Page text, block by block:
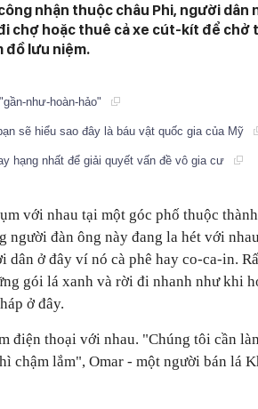
nhận thuộc châu Phi, người dân
chợ hoặc thuê cả xe cút-kít để chở
đồ lưu niệm.
như-hoàn-hảo"
sẽ hiểu sao đây là báu vật quốc gia của Mỹ
hạng nhất để giải quyết vấn đề vô gia cư
với nhau tại một góc phố thuộc
người đàn ông này đang la hét với
dân ở đây ví nó cà phê hay co-ca-in.
gói lá xanh và rời đi nhanh như khi
ở đây.
điện thoại với nhau. "Chúng tôi cần
chậm lắm", Omar - một người bán lá